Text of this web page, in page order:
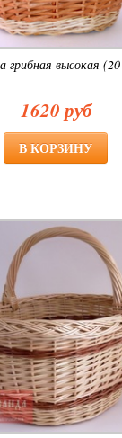
грибная высокая
1620 руб